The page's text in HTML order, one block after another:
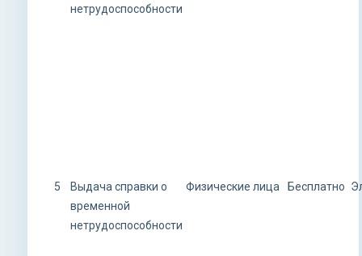
нетрудоспособности
5
Выдача справки о
временной
нетрудоспособности
Физические лица Бесплатно